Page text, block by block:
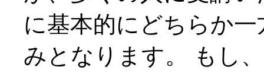
に基本的にどちらか
みとなります。 もし